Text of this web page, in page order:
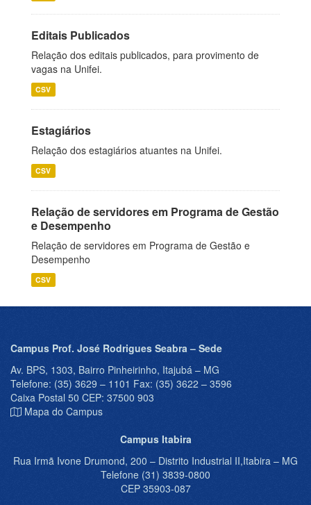
Editais Publicados
Relação dos editais publicados, para provimento de
vagas na Unifei.
CSV
Estagiários
Relação dos estagiários atuantes na Unifei.
CSV
Relação de servidores em Programa de Gestão
e Desempenho
Relação de servidores em Programa de Gestão e
Desempenho
CSV
Campus Prof. José Rodrigues Seabra – Sede
Av. BPS, 1303, Bairro Pinheirinho, Itajubá – MG
Telefone: (35) 3629 – 1101 Fax: (35) 3622 – 3596
Caixa Postal 50 CEP: 37500 903
Mapa do Campus
Campus Itabira
Rua Irmã Ivone Drumond, 200 – Distrito Industrial II,Itabira – MG
Telefone (31) 3839-0800
CEP 35903-087